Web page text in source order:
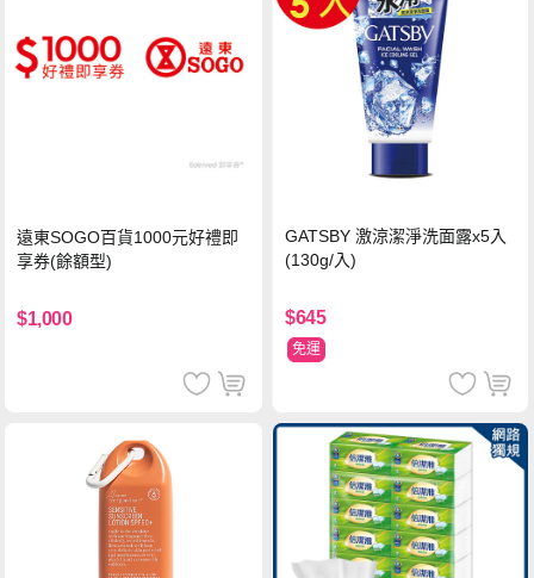
遠東SOGO百貨1000元好禮即
享券(餘額型)
$1,000
GATSBY 激涼潔淨洗面露x5入
(130g/入)
$645
免運